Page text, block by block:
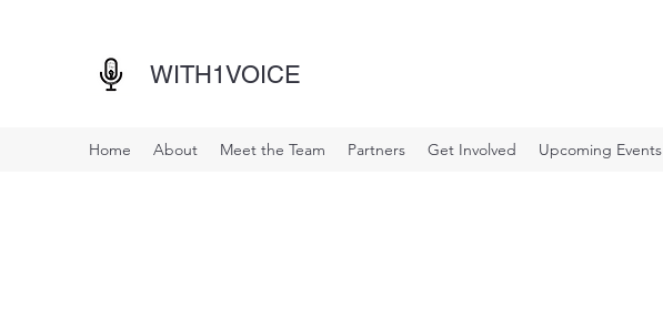
WITH1VOICE
Home About Meet the Team Partners Get Involved Upcoming Events